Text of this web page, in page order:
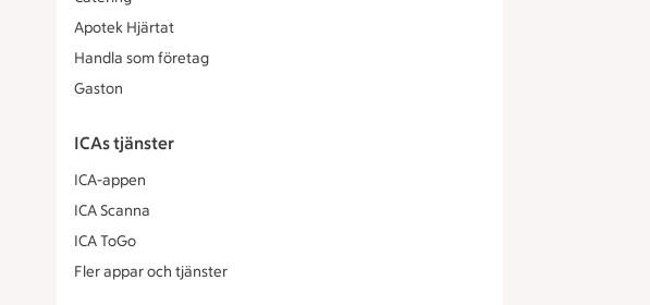
Apotek Hjärtat
Handla som företag
Gaston
ICAs tjänster
ICA-appen
ICA Scanna
ICA ToGo
Fler appar och tjänster